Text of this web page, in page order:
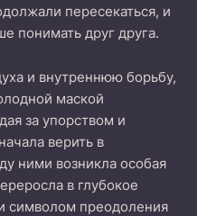
пересекаться, и
понимать друг друга.
и внутреннюю борьбу,
маской
за упорством и
верить в
ними возникла особая
в глубокое
символом преодоления